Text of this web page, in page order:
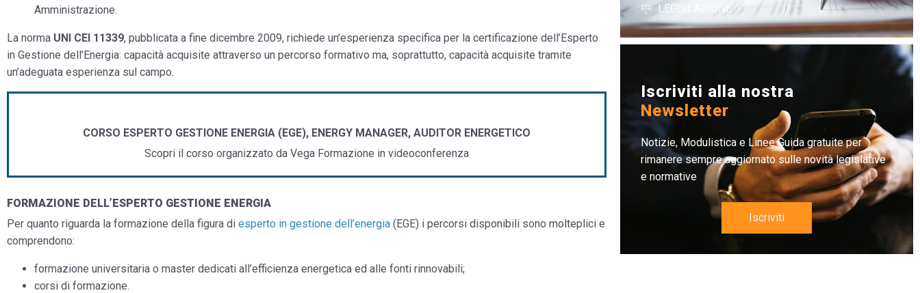
Amministrazione.
La norma UNI CEI 11339, pubblicata a fine dicembre 2009, richiede un’esperienza specifica per la certificazione dell’Esperto
in Gestione dell’Energia: capacità acquisite attraverso un percorso formativo ma, soprattutto, capacità acquisite tramite
un’adeguata esperienza sul campo.
CORSO ESPERTO GESTIONE ENERGIA (EGE), ENERGY MANAGER, AUDITOR ENERGETICO
Scopri il corso organizzato da Vega Formazione in videoconferenza
FORMAZIONE DELL’ESPERTO GESTIONE ENERGIA
Per quanto riguarda la formazione della figura di esperto in gestione dell’energia (EGE) i percorsi disponibili sono molteplici e
comprendono:
formazione universitaria o master dedicati all’efficienza energetica ed alle fonti rinnovabili;
corsi di formazione.
LEGISLAZIONE
Iscriviti alla nostra
Newsletter
Notizie, Modulistica e Linee Guida gratuite per
rimanere sempre aggiornato sulle novità legislative
e normative
Iscriviti